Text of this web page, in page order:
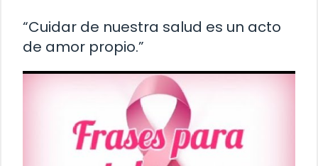
“Cuidar de nuestra salud es un acto
de amor propio.”